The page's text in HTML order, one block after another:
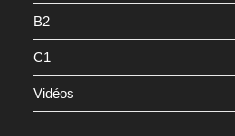
B2
C1
Vidéos